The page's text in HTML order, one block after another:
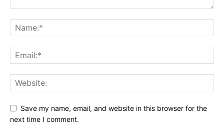
Save my name, email, and website in this browser for the
next time I comment.